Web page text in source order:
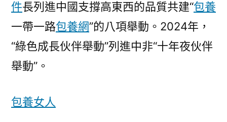
件長列進中國支撐高東西的品質共建“包養
一帶一路包養網”的八項舉動。2024年，
“綠色成長伙伴舉動”列進中非“十年夜伙伴
舉動”。
包養女人